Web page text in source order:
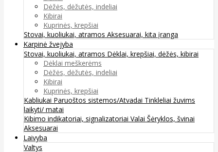
Dėžės, dėžutės, indeliai
Kibirai
Kuprinės, krepšiai
Stovai, kuoliukai, atramos Aksesuarai, kita įranga
Karpinė žvejyba
Stovai, kuoliukai, atramos Dėklai, krepšiai, dėžės, kibirai
Dėklai meškerėms
Dėžės, dėžutės, indeliai
Kibirai
Kuprinės, krepšiai
Kabliukai Paruoštos sistemos/Atvadai Tinkleliai žuvims
laikyti/ matai
Kibimo indikatoriai, signalizatoriai Valai Šėryklos, švinai
Aksesuarai
Laivyba
Valtys